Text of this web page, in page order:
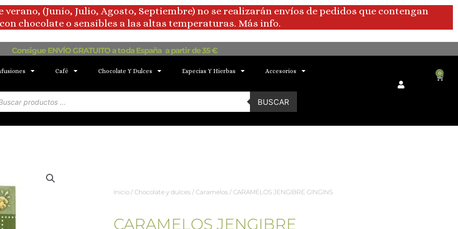
verano, (Junio, Julio, Agosto, Septiembre) no se realizarán envíos de pedidos que contengan
chocolate o sensibles a las altas temperaturas. Más info.
Consigue ENVÍO GRATUITO a toda España a partir de 35 €
Café Chocolate Y Dulces Especias Y Hierbas Accesorios
BUSCAR
0
Inicio / Chocolate y dulces / Caramelos / CARAMELOS JENGIBRE GINGINS
CARAMELOS JENGIBRE